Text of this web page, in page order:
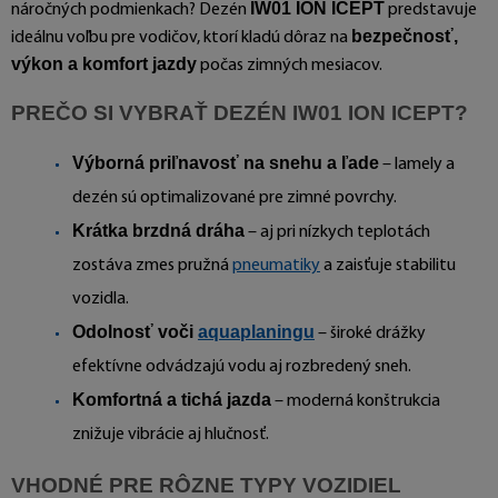
náročných podmienkach? Dezén IW01 ION ICEPTpredstavuje
ideálnu voľbu pre vodičov, ktorí kladú dôraz na bezpečnosť,
výkon a komfort jazdypočas zimných mesiacov.
PREČO SI VYBRAŤ DEZÉN IW01 ION ICEPT?
Výborná priľnavosť na snehu a ľade– lamely a
dezén sú optimalizované pre zimné povrchy.
Krátka brzdná dráha– aj pri nízkych teplotách
zostáva zmes pružná pneumatikya zaisťuje stabilitu
vozidla.
Odolnosť voči aquaplaningu – široké drážky
efektívne odvádzajú vodu aj rozbredený sneh.
Komfortná a tichá jazda– moderná konštrukcia
znižuje vibrácie aj hlučnosť.
VHODNÉ PRE RÔZNE TYPY VOZIDIEL